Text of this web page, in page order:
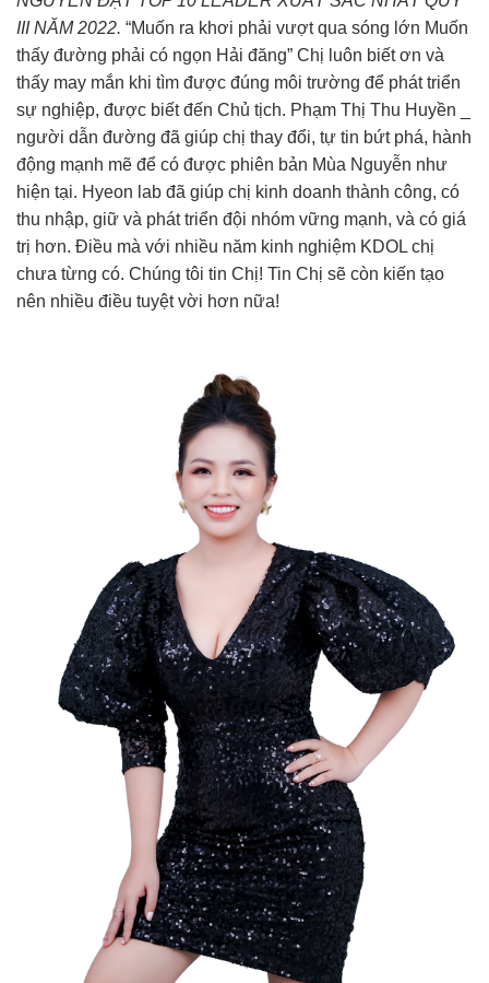
III NĂM 2022. “Muốn ra khơi phải vượt qua sóng lớn Muốn
thấy đường phải có ngọn Hải đăng” Chị luôn biết ơn và
thấy may mắn khi tìm được đúng môi trường để phát triển
sự nghiệp, được biết đến Chủ tịch. Phạm Thị Thu Huyền _
người dẫn đường đã giúp chị thay đổi, tự tin bứt phá, hành
động mạnh mẽ để có được phiên bản Mùa Nguyễn như
hiện tại. Hyeon lab đã giúp chị kinh doanh thành công, có
thu nhập, giữ và phát triển đội nhóm vững mạnh, và có giá
trị hơn. Điều mà với nhiều năm kinh nghiệm KDOL chị
chưa từng có. Chúng tôi tin Chị! Tin Chị sẽ còn kiến tạo
nên nhiều điều tuyệt vời hơn nữa!